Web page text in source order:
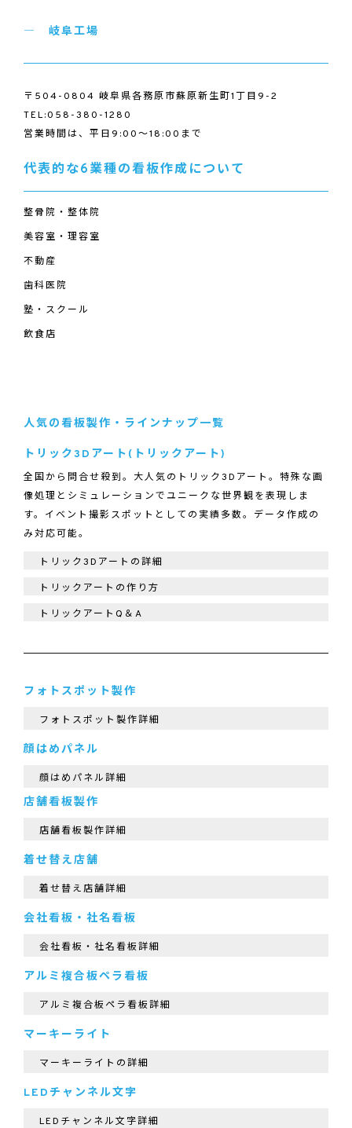
岐阜工場
〒504-0804 岐阜県各務原市蘇原新生町1丁目9-2
TEL:058-380-1280
営業時間は、平日9:00～18:00まで
代表的な6業種の看板作成について
整骨院・整体院
美容室・理容室
不動産
歯科医院
塾・スクール
飲食店
人気の看板製作・ラインナップ一覧
トリック3Dアート(トリックアート)
全国から問合せ殺到。大人気のトリック3Dアート。特殊な画
像処理とシミュレーションでユニークな世界観を表現しま
す。イベント撮影スポットとしての実績多数。データ作成の
み対応可能。
トリック3Dアートの詳細
トリックアートの作り方
トリックアートQ＆A
フォトスポット製作
フォトスポット製作詳細
顔はめパネル
顔はめパネル詳細
店舗看板製作
店舗看板製作詳細
着せ替え店舗
着せ替え店舗詳細
会社看板・社名看板
会社看板・社名看板詳細
アルミ複合板ペラ看板
アルミ複合板ペラ看板詳細
マーキーライト
マーキーライトの詳細
LEDチャンネル文字
LEDチャンネル文字詳細